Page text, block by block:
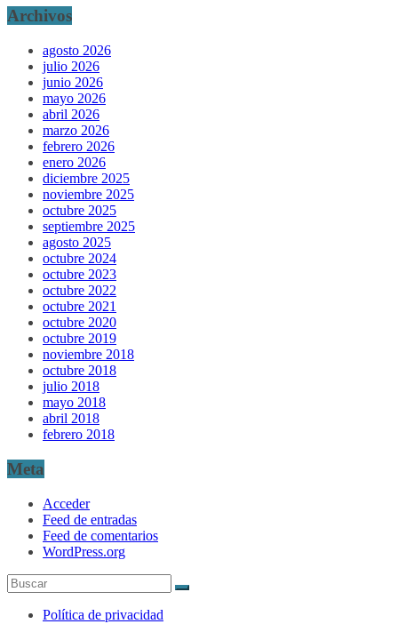
Archivos
agosto 2026
julio 2026
junio 2026
mayo 2026
abril 2026
marzo 2026
febrero 2026
enero 2026
diciembre 2025
noviembre 2025
octubre 2025
septiembre 2025
agosto 2025
octubre 2024
octubre 2023
octubre 2022
octubre 2021
octubre 2020
octubre 2019
noviembre 2018
octubre 2018
julio 2018
mayo 2018
abril 2018
febrero 2018
Meta
Acceder
Feed de entradas
Feed de comentarios
WordPress.org
Política de privacidad